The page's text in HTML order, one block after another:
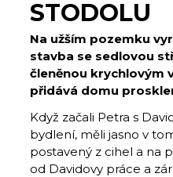
STODOLU
Na užším pozemku
stavba se sedlovou
členěnou krychlovým
přidává domu
Když začali Petra s
bydlení, měli jasno v
postavený z cihel a na
od Davidovy práce a